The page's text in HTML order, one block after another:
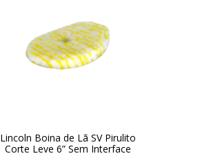
Lincoln Boina de Lã SV Pirulito
Corte Leve 6” Sem Interface